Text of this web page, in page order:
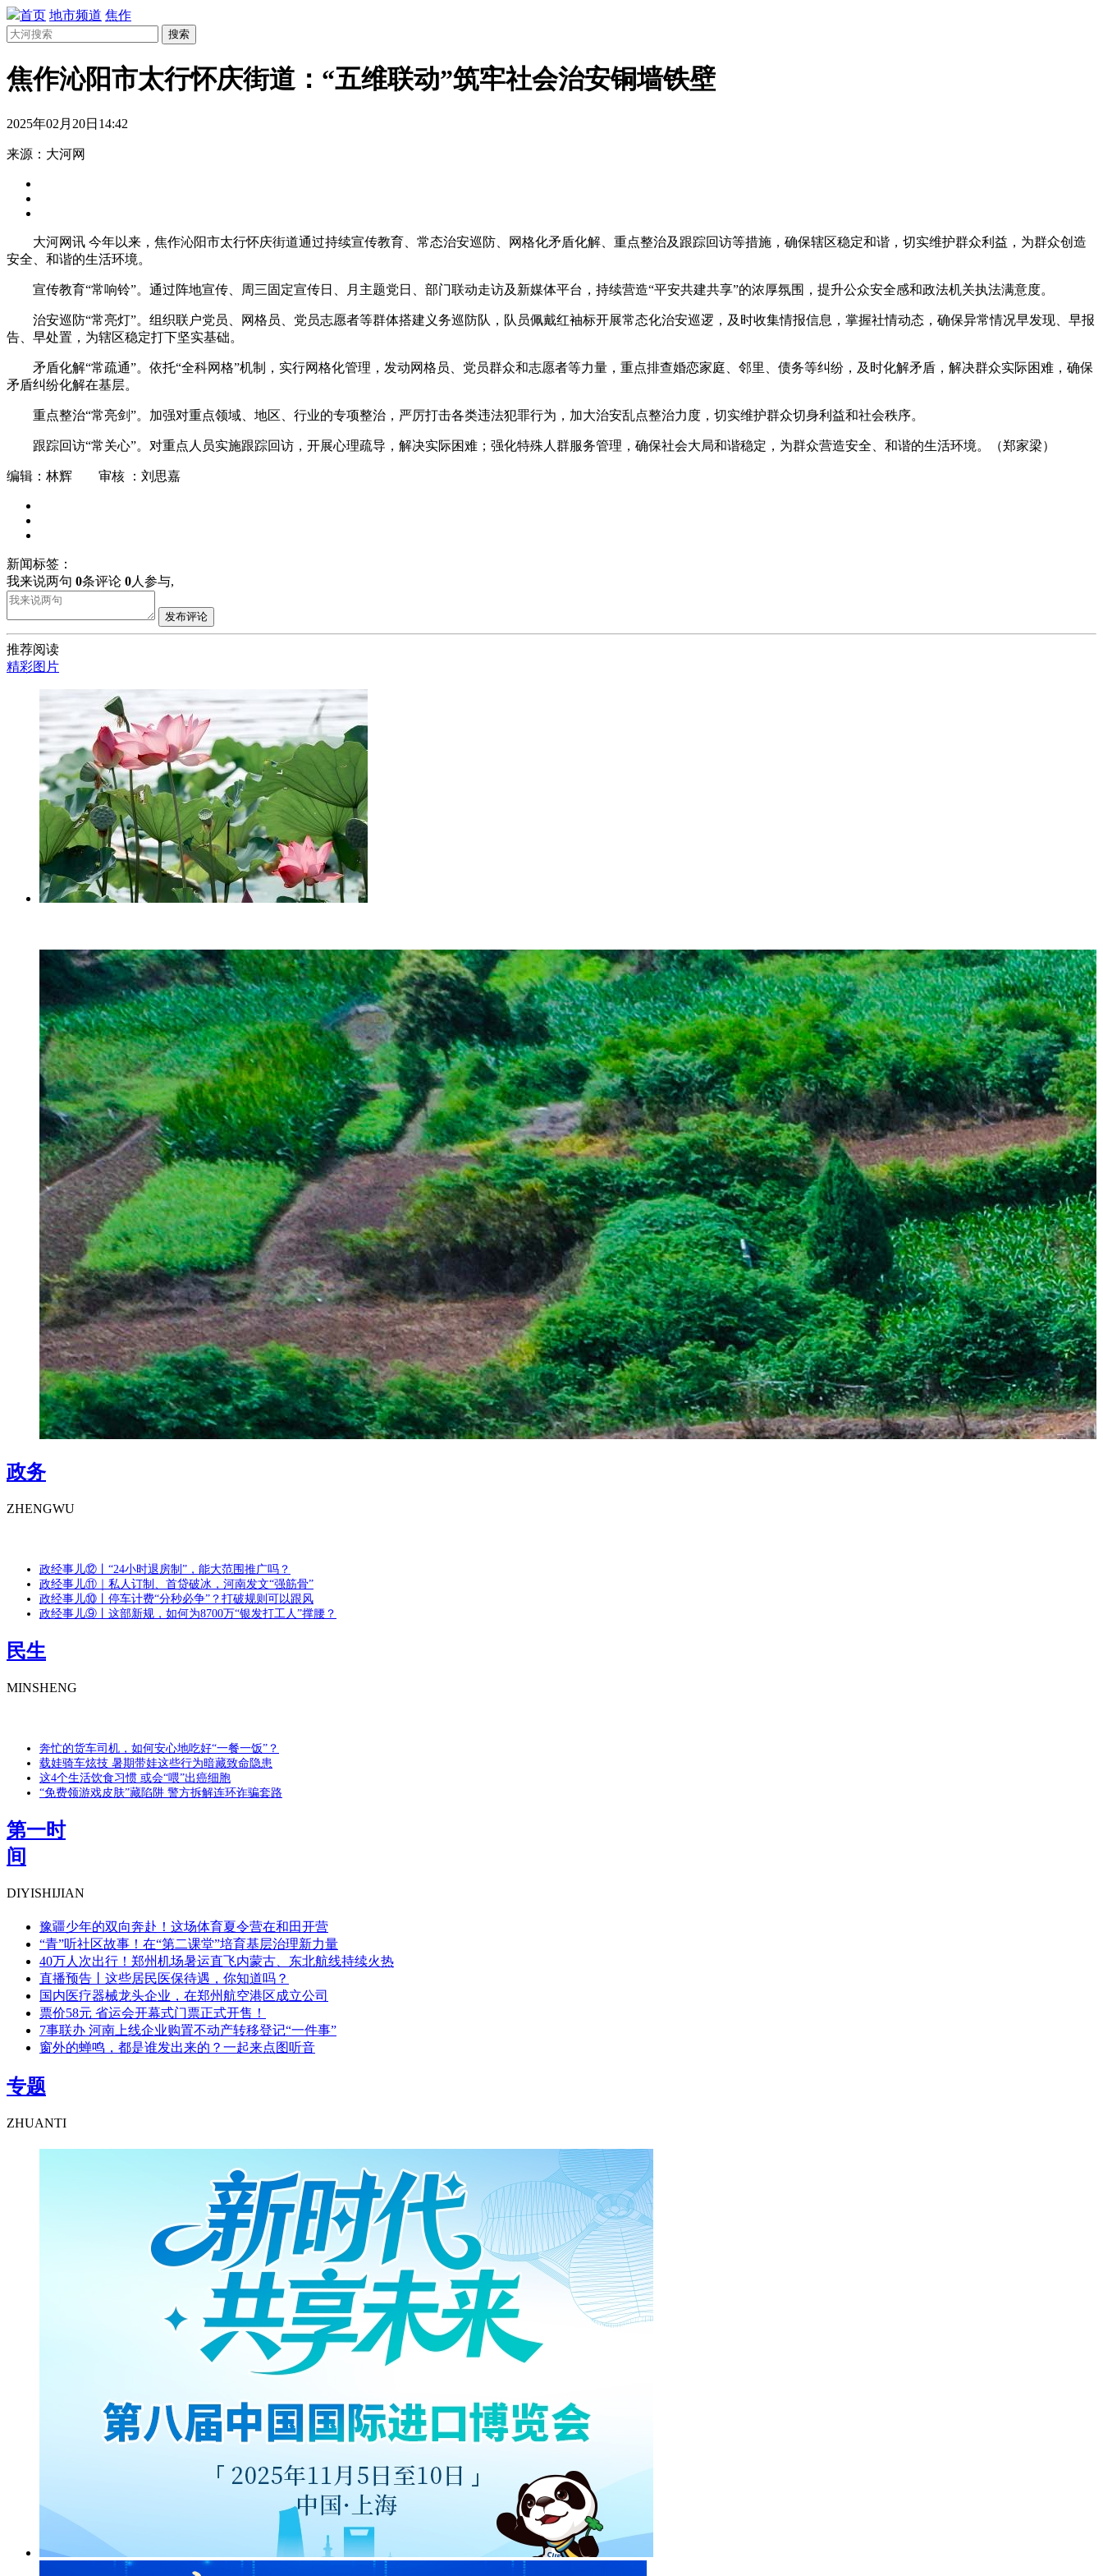
首页 地市频道 焦作
搜索
焦作沁阳市太行怀庆街道：“五维联动”筑牢社会治安铜墙铁壁
2025年02月20日14:42
来源：大河网
大河网讯 今年以来，焦作沁阳市太行怀庆街道通过持续宣传教育、常态治安巡防、网格化矛盾化解、重点整治及跟踪回访等措施，确保辖区稳定和谐，切实维护群众利益，为群众创造
安全、和谐的生活环境。
宣传教育“常响铃”。通过阵地宣传、周三固定宣传日、月主题党日、部门联动走访及新媒体平台，持续营造“平安共建共享”的浓厚氛围，提升公众安全感和政法机关执法满意度。
治安巡防“常亮灯”。组织联户党员、网格员、党员志愿者等群体搭建义务巡防队，队员佩戴红袖标开展常态化治安巡逻，及时收集情报信息，掌握社情动态，确保异常情况早发现、早报
告、早处置，为辖区稳定打下坚实基础。
矛盾化解“常疏通”。依托“全科网格”机制，实行网格化管理，发动网格员、党员群众和志愿者等力量，重点排查婚恋家庭、邻里、债务等纠纷，及时化解矛盾，解决群众实际困难，确保
矛盾纠纷化解在基层。
重点整治“常亮剑”。加强对重点领域、地区、行业的专项整治，严厉打击各类违法犯罪行为，加大治安乱点整治力度，切实维护群众切身利益和社会秩序。
跟踪回访“常关心”。对重点人员实施跟踪回访，开展心理疏导，解决实际困难；强化特殊人群服务管理，确保社会大局和谐稳定，为群众营造安全、和谐的生活环境。（郑家梁）
编辑：林辉 审核 ：刘思嘉
新闻标签：
我来说两句 0条评论 0人参与,
发布评论
推荐阅读